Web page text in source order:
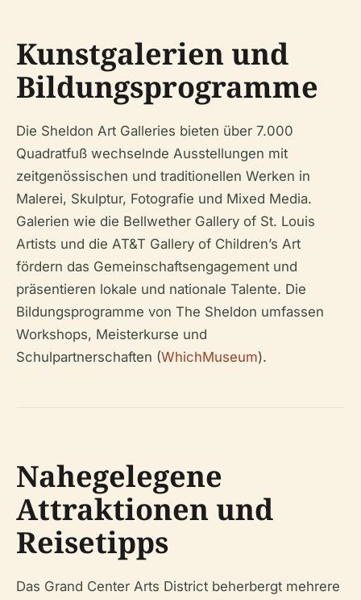
Kunstgalerien und
Bildungsprogramme
Die Sheldon Art Galleries bieten über 7.000
Quadratfuß wechselnde Ausstellungen mit
zeitgenössischen und traditionellen Werken in
Malerei, Skulptur, Fotografie und Mixed Media.
Galerien wie die Bellwether Gallery of St. Louis
Artists und die AT&T Gallery of Children’s Art
fördern das Gemeinschaftsengagement und
präsentieren lokale und nationale Talente. Die
Bildungsprogramme von The Sheldon umfassen
Workshops, Meisterkurse und
Schulpartnerschaften (WhichMuseum).
Nahegelegene
Attraktionen und
Reisetipps
Das Grand Center Arts District beherbergt mehrere